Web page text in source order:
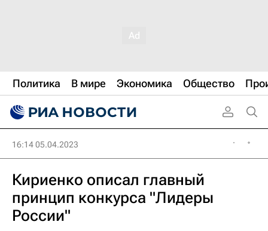
Политика В мире Экономика Общество
16:14 05.04.2023
Кириенко описал главный
принцип конкурса "Лидеры
России"